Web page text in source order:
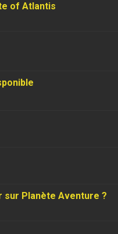
of Atlantis
sur Planète Aventure ?